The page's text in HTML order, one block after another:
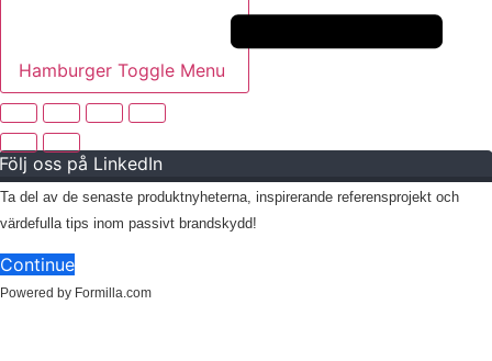
Hamburger Toggle Menu